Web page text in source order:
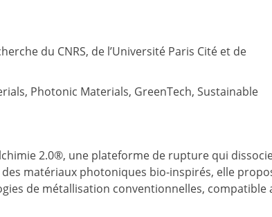
du CNRS, de l’Université Paris Cité et de
Photonic Materials, GreenTech, Sustainable
2.0®, une plateforme de rupture qui
des matériaux photoniques bio-inspirés, elle
de métallisation conventionnelles, compatible